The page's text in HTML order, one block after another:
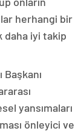
herhangi bir
daha iyi takip
yansımaları
önleyici ve